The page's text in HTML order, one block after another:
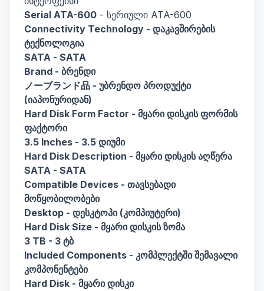
Serial ATA-600 - სერიული ATA-600
Connectivity Technology - დაკავშირების
ტექნოლოგია
SATA - SATA
Brand - ბრენდი
ノーブランド品 - უბრენდო პროდუქტი
(იაპონურიდან)
Hard Disk Form Factor - მყარი დისკის ფორმის
ფაქტორი
3.5 Inches - 3.5 დიუმი
Hard Disk Description - მყარი დისკის აღწერა
SATA - SATA
Compatible Devices - თავსებადი
მოწყობილობები
Desktop - დესკტოპი (კომპიუტერი)
Hard Disk Size - მყარი დისკის ზომა
3 TB - 3 ტბ
Included Components - კომპლექტში შემავალი
კომპონენტები
Hard Disk - მყარი დისკი